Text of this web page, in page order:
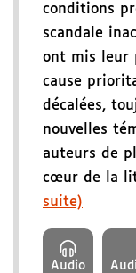
conditions
scandale
ont mis leur
cause
décalées,
nouvelles
auteurs de
cœur de la
suite)
Audio